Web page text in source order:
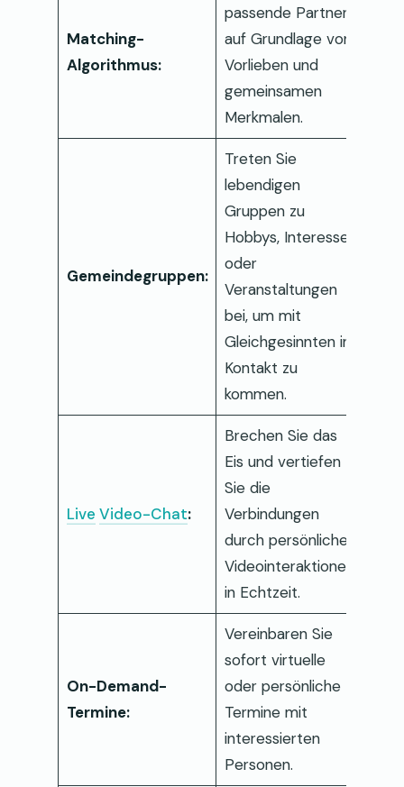
Matching-
Algorithmus:
passende Partner
auf Grundlage von
Vorlieben und
gemeinsamen
Merkmalen.
Gemeindegruppen:
Treten Sie
lebendigen
Gruppen zu
Hobbys, Interessen
oder
Veranstaltungen
bei, um mit
Gleichgesinnten in
Kontakt zu
kommen.
Live Video-Chat:
Brechen Sie das
Eis und vertiefen
Sie die
Verbindungen
durch persönliche
Videointeraktionen
in Echtzeit.
On-Demand-
Termine:
Vereinbaren Sie
sofort virtuelle
oder persönliche
Termine mit
interessierten
Personen.